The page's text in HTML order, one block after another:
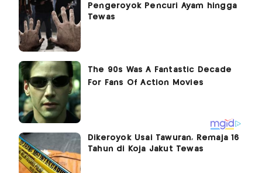
Pengeroyok Pencuri Ayam hingga
Tewas
Dikeroyok Usai Tawuran, Remaja 16
Tahun di Koja Jakut Tewas